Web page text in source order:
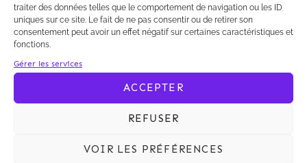
traiter des données telles que le comportement de navigation ou les ID
uniques sur ce site. Le fait de ne pas consentir ou de retirer son
consentement peut avoir un effet négatif sur certaines caractéristiques et
fonctions.
Gérer les services
ACCEPTER
REFUSER
VOIR LES PRÉFÉRENCES
Archives 2010-2021